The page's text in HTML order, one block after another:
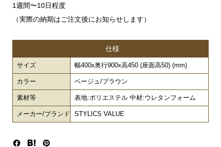
1週間〜10日程度
（実際の納期はご注文後にお知らせします）
仕様
サイズ 幅400x奥行900x高450 (座面高50) (mm)
カラー ベージュ/ブラウン
素材等 表地:ポリエステル 中材:ウレタンフォーム
メーカー/ブランド STYLICS VALUE